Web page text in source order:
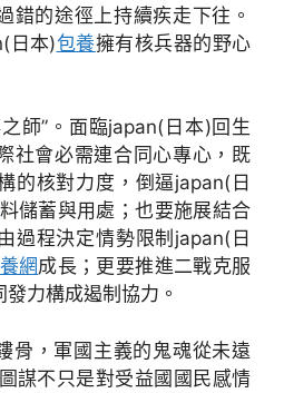
錯的途徑上持續疾走下往。
日本)包養擁有核兵器的野心
師”。面臨japan(日本)回生
社會必需連合同心專心，既
的核對力度，倒逼japan(日
料儲蓄與用處；也要施展結合
過程決定情勢限制japan(日
網成長；更要推進二戰克服
力構成遏制協力。
骨，軍國主義的鬼魂從未遠
謀不只是對受益國國民感情